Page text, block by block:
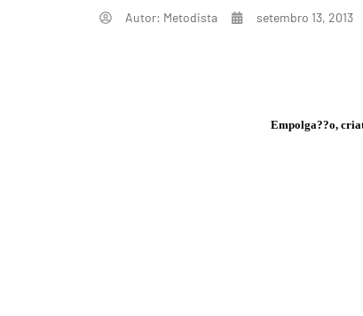
Autor: Metodista setembro 13, 2013
Empolga??o,